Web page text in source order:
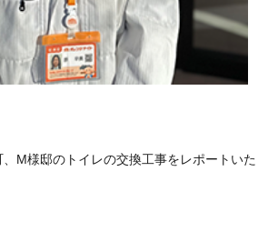
M様邸のトイレの交換工事をレポートいた